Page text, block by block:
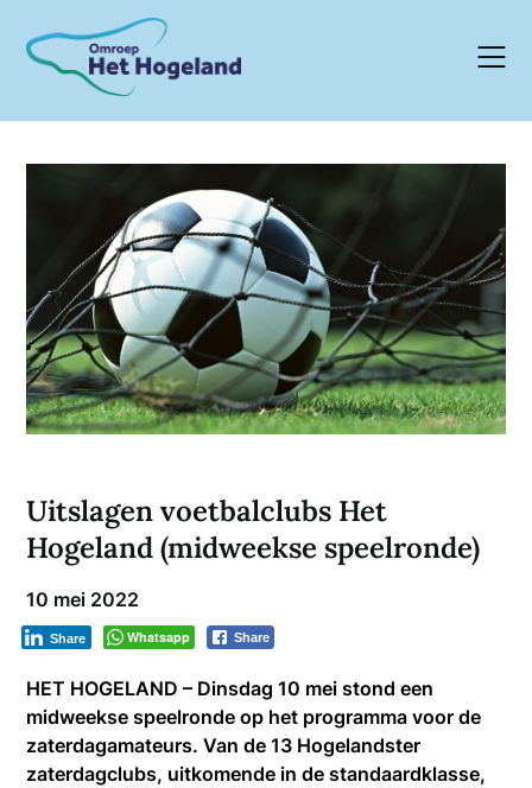
content
Uitslagen voetbalclubs Het
Hogeland (midweekse speelronde)
10 mei 2022
Whatsapp Share
Share
HET HOGELAND – Dinsdag 10 mei stond een
midweekse speelronde op het programma voor de
zaterdagamateurs. Van de 13 Hogelandster
zaterdagclubs, uitkomende in de standaardklasse,